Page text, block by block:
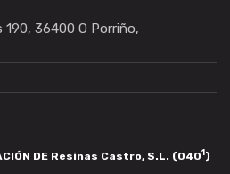
190, 36400 O Porriño,
DE Resinas Castro, S.L. (0401)